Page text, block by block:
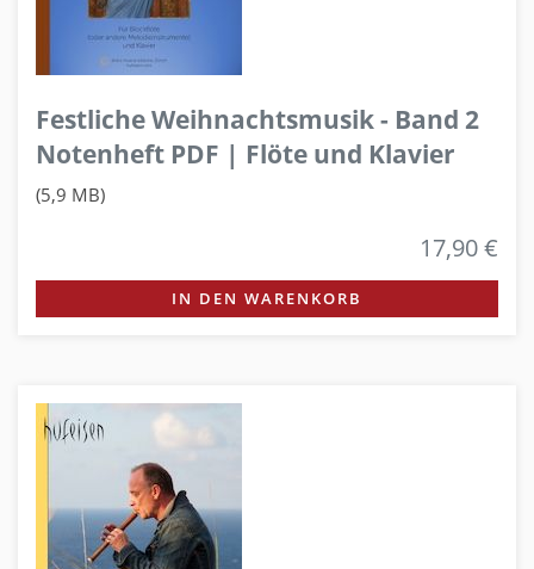
Festliche Weihnachtsmusik - Band 2
Notenheft PDF | Flöte und Klavier
(5,9 MB)
17,90 €
IN DEN WARENKORB